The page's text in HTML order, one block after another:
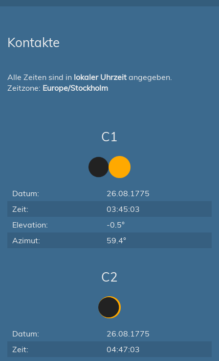
Kontakte
Alle Zeiten sind in lokaler Uhrzeit angegeben.
Zeitzone: Europe/Stockholm
C1
Datum:
26.08.1775
Zeit:
03:45:03
Elevation:
-0.5°
Azimut:
59.4°
C2
Datum:
26.08.1775
Zeit:
04:47:03